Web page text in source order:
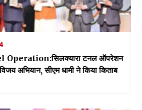
टनल ऑपरेशन
अभियान, सीएम धामी ने किया किताब